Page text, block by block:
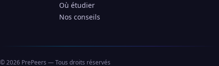
Où étudier
Nos conseils
© 2026 PrePeers — Tous droits réservés